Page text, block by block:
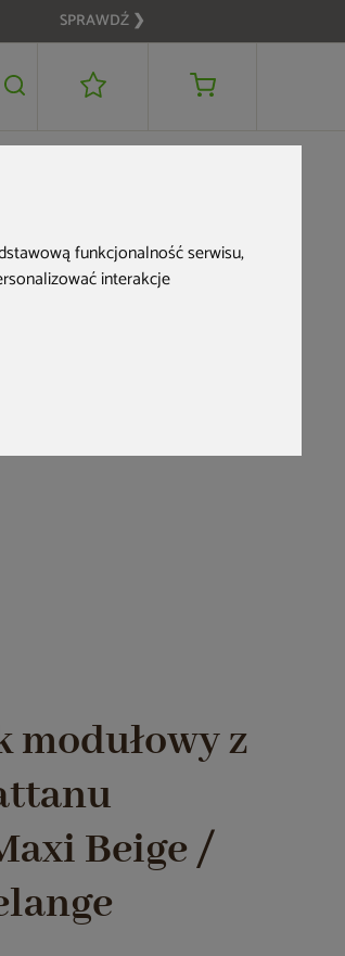
funkcjonalność serwisu,
interakcje
SPRAWDŹ ❯
DODAJ DO KOSZYKA
modułowy z
Beige /